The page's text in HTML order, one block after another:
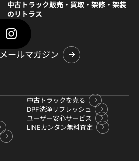
中古トラック販売・買取・架修・架装
のリトラス
メールマガジン
中古トラックを売る
DPF洗浄リフレッシュ
ユーザー安心サービス
LINEカンタン無料査定